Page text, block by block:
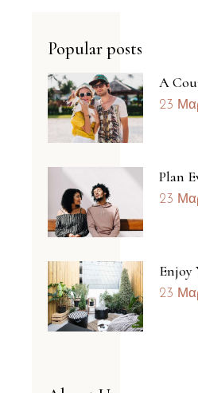
Popular posts
A
23
Plan
23
Enjoy
23